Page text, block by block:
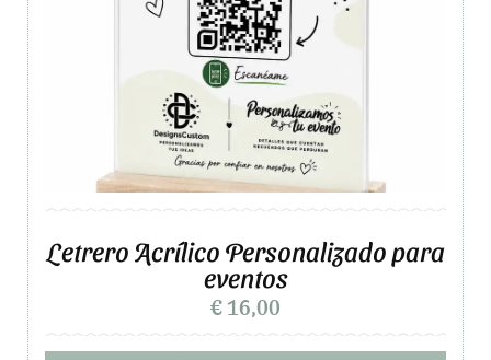
Letrero Acrílico Personalizado para
eventos
€16,00